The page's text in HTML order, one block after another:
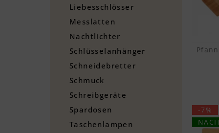
Liebesschlösser
Messlatten
Nachtlichter
Schlüsselanhänger
Schneidebretter
Schmuck
Schreibgeräte
Spardosen
Taschenlampen
-7%